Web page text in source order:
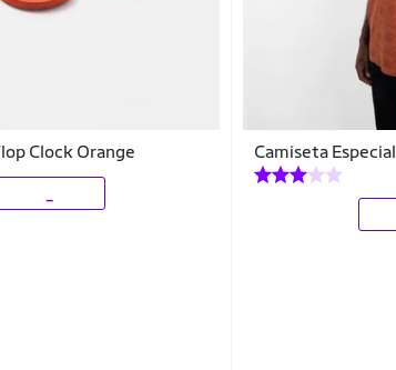
Clock Orange Camiseta